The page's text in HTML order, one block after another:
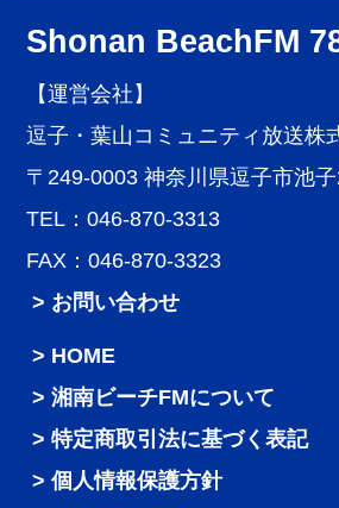
Shonan BeachFM
【運営会社】
逗子・葉山コミュニティ放送株
〒249-0003 神奈川県逗子市池
TEL：046-870-3313
FAX：046-870-3323
> お問い合わせ
HOME
湘南ビーチFMについて
特定商取引法に基づく表記
個人情報保護方針